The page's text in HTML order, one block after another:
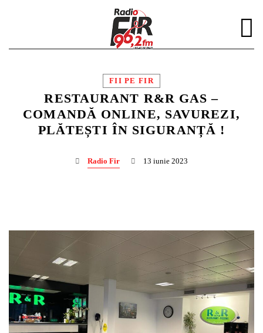
CAUTA IN SITE:
DISTRIBUIE PAGINA PE:
Pinterest
Whatsapp
FII PE FIR
RESTAURANT R&R GAS –
COMANDĂ ONLINE, SAVUREZI,
PLĂTEȘTI ÎN SIGURANȚĂ !
Radio Fir 13 iunie 2023